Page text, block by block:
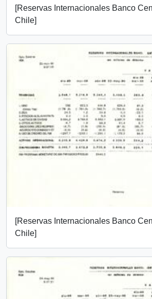
[Reservas Internacionales Banco
Chile]
[Reservas Internacionales Banco
Chile]